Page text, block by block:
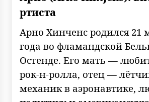
ртиста
Арно Хинченс родился 21
года во фламандской
Остенде. Его мать —
рок-н-ролла, отец —
механик в аэронавтике,